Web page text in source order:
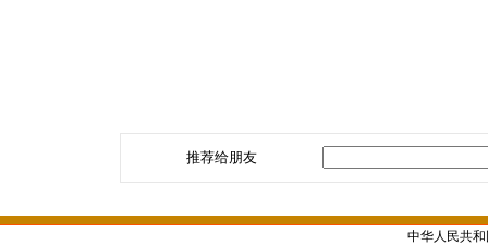
推荐给朋友
中华人民共